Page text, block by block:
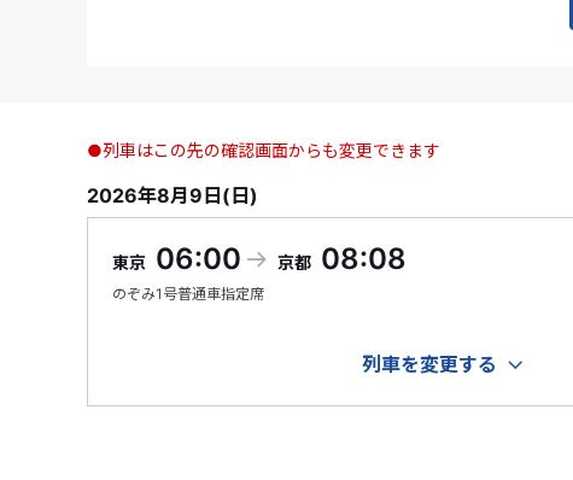
●列車はこの先の確認画面からも変更できます
2026年8月9日(日)
東京 06:00 京都 08:08
のぞみ1号普通車指定席
列車を変更する